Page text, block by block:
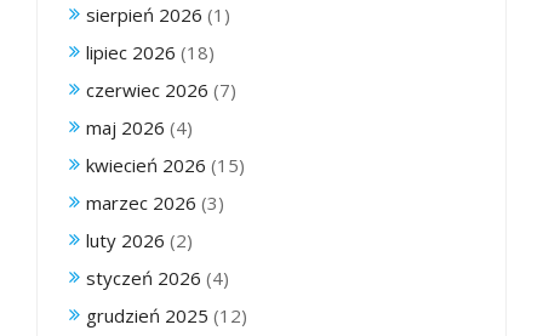
sierpień 2026 (1)
lipiec 2026 (18)
czerwiec 2026 (7)
maj 2026 (4)
kwiecień 2026 (15)
marzec 2026 (3)
luty 2026 (2)
styczeń 2026 (4)
grudzień 2025 (12)